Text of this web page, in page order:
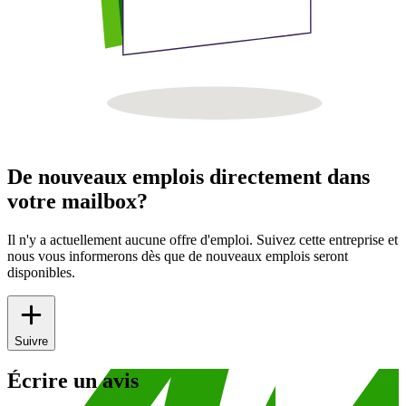
De nouveaux emplois directement dans
votre mailbox?
Il n'y a actuellement aucune offre d'emploi. Suivez cette entreprise et
nous vous informerons dès que de nouveaux emplois seront
disponibles.
Suivre
Écrire un avis